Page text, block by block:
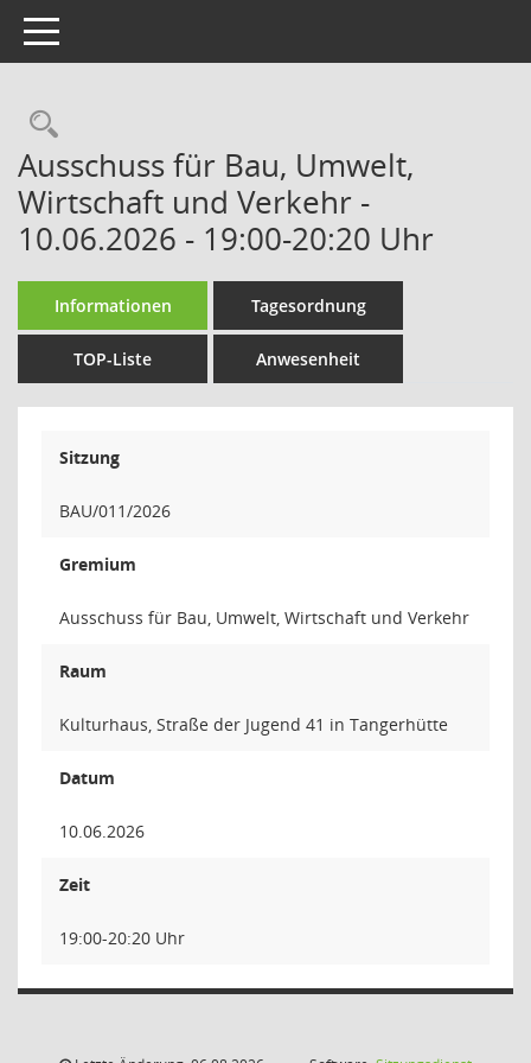
Toggle navigation
Rechercheauswahl
Ausschuss für Bau, Umwelt,
Wirtschaft und Verkehr -
10.06.2026 - 19:00-20:20 Uhr
Informationen Tagesordnung
TOP-Liste Anwesenheit
Sitzung
BAU/011/2026
Gremium
Ausschuss für Bau, Umwelt, Wirtschaft und Verkehr
Raum
Kulturhaus, Straße der Jugend 41 in Tangerhütte
Datum
10.06.2026
Zeit
19:00-20:20 Uhr